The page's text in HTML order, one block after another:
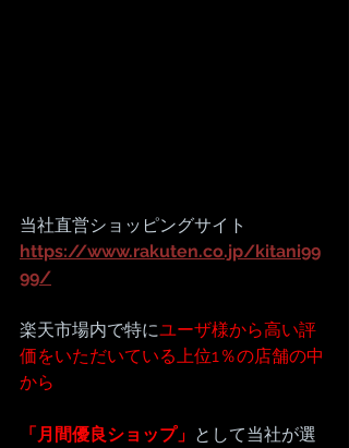
当社直営ショッピングサイト
https://www.rakuten.co.jp/kitani99
99/
楽天市場内で特にユーザ様から高い評
価をいただいている上位1％の店舗の中
から
「月間優良ショップ」 として当社が選